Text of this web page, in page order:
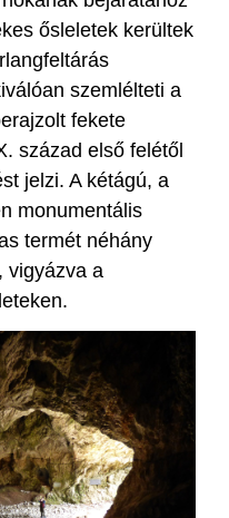
ősleletek kerültek
szemlélteti a
fekete
század első felétől
jelzi. A kétágú, a
monumentális
termét néhány
vigyázva a